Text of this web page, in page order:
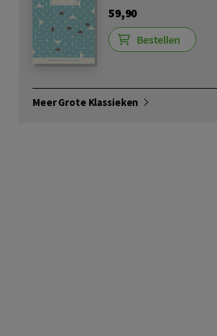
59,90
Bestellen
Meer Grote Klassieken